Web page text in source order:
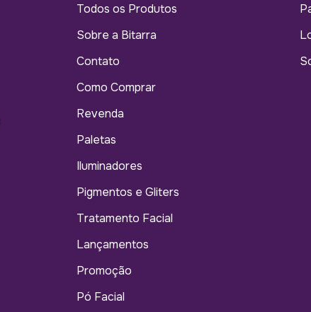
Todos os Produtos
Sobre a Bitarra
Contato
Como Comprar
Revenda
Paletas
Iluminadores
Pigmentos e Gliters
Tratamento Facial
Lançamentos
Promoção
Pó Facial